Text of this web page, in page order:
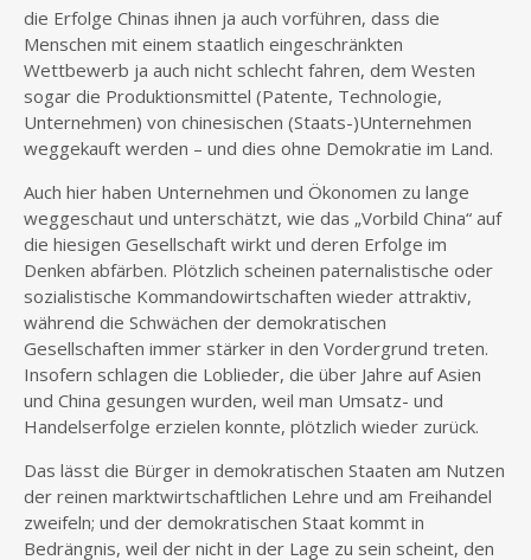
die Erfolge Chinas ihnen ja auch vorführen, dass die
Menschen mit einem staatlich eingeschränkten
Wettbewerb ja auch nicht schlecht fahren, dem Westen
sogar die Produktionsmittel (Patente, Technologie,
Unternehmen) von chinesischen (Staats-)Unternehmen
weggekauft werden – und dies ohne Demokratie im Land.
Auch hier haben Unternehmen und Ökonomen zu lange
weggeschaut und unterschätzt, wie das „Vorbild China“ auf
die hiesigen Gesellschaft wirkt und deren Erfolge im
Denken abfärben. Plötzlich scheinen paternalistische oder
sozialistische Kommandowirtschaften wieder attraktiv,
während die Schwächen der demokratischen
Gesellschaften immer stärker in den Vordergrund treten.
Insofern schlagen die Loblieder, die über Jahre auf Asien
und China gesungen wurden, weil man Umsatz- und
Handelserfolge erzielen konnte, plötzlich wieder zurück.
Das lässt die Bürger in demokratischen Staaten am Nutzen
der reinen marktwirtschaftlichen Lehre und am Freihandel
zweifeln; und der demokratischen Staat kommt in
Bedrängnis, weil der nicht in der Lage zu sein scheint, den